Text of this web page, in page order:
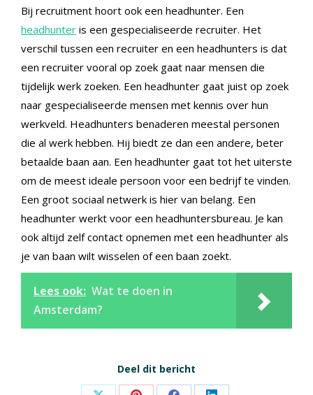
Bij recruitment hoort ook een headhunter. Een
headhunter is een gespecialiseerde recruiter. Het
verschil tussen een recruiter en een headhunters is dat
een recruiter vooral op zoek gaat naar mensen die
tijdelijk werk zoeken. Een headhunter gaat juist op zoek
naar gespecialiseerde mensen met kennis over hun
werkveld. Headhunters benaderen meestal personen
die al werk hebben. Hij biedt ze dan een andere, beter
betaalde baan aan. Een headhunter gaat tot het uiterste
om de meest ideale persoon voor een bedrijf te vinden.
Een groot sociaal netwerk is hier van belang. Een
headhunter werkt voor een headhuntersbureau. Je kan
ook altijd zelf contact opnemen met een headhunter als
je van baan wilt wisselen of een baan zoekt.
Lees ook: Wat te doen in
Amsterdam?
Deel dit bericht